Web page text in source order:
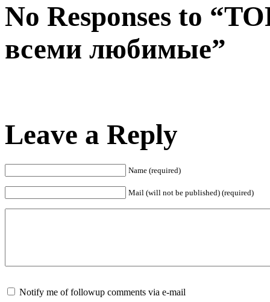
No Responses to
всеми любимые”
Leave a Reply
Name (required)
Mail (will not be published) (required)
Notify me of followup comments via e-mail